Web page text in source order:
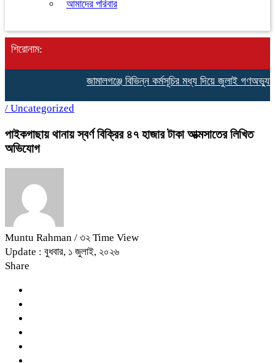
আমাদের পরিবার
শিরোনাম:
জামালগঞ্জে বিভিন্ন কর্মসূচির মধ্য দিয়ে জুলাই
/ Uncategorized
পাইকগাছায় থানায় স্বর্ণ বিক্রির ৪৭ হাজার টাকা আত্মসাতের লিখিত
অভিযোগ
Muntu Rahman / ৩২ Time View
Update : বুধবার, ১ জুলাই, ২০২৬
Share